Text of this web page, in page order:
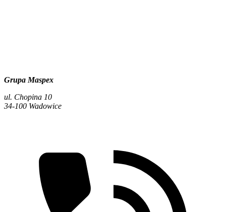
Grupa Maspex
ul. Chopina 10
34-100 Wadowice